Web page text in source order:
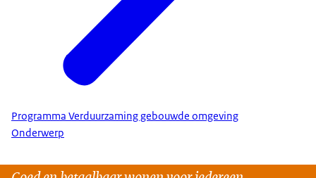
Programma Verduurzaming gebouwde omgeving
Onderwerp